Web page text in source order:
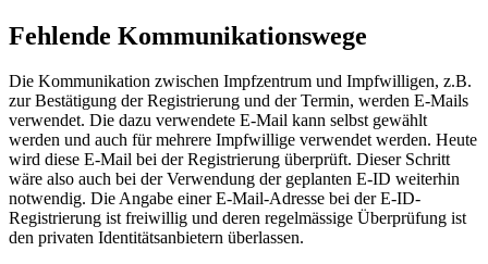
Fehlende Kommunikationswege
Die Kommunikation zwischen Impfzentrum und Impfwilligen, z.B.
zur Bestätigung der Registrierung und der Termin, werden E-Mails
verwendet. Die dazu verwendete E-Mail kann selbst gewählt
werden und auch für mehrere Impfwillige verwendet werden. Heute
wird diese E-Mail bei der Registrierung überprüft. Dieser Schritt
wäre also auch bei der Verwendung der geplanten E-ID weiterhin
notwendig. Die Angabe einer E-Mail-Adresse bei der E-ID-
Registrierung ist freiwillig und deren regelmässige Überprüfung ist
den privaten Identitätsanbietern überlassen.